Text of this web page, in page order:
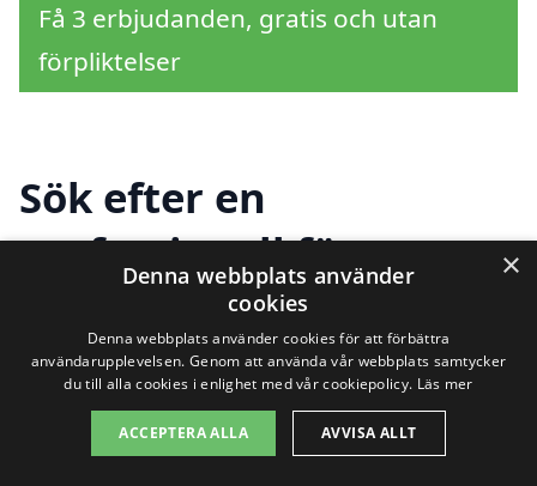
Få 3 erbjudanden, gratis och utan
förpliktelser
Sök efter en
professionell för
trädgårdshjälp i andra
städer nära Vångelsta
Letar du efter trädgårdshjälp i Vångelsta?
×
Denna webbplats använder
cookies
Denna webbplats använder cookies för att förbättra
användarupplevelsen. Genom att använda vår webbplats samtycker
du till alla cookies i enlighet med vår cookiepolicy. Läs mer
ACCEPTERA ALLA AVVISA ALLT